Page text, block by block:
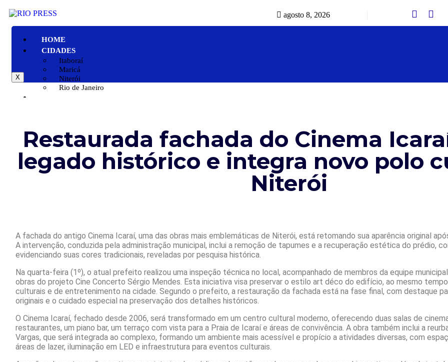
agosto 8, 2026
HOME
CIDADES
Itaboraí
Maricá
Niterói
Rio de Janeiro
ENTRETENIMENTO
COLUNAS
X
Restaurada fachada do Cinema
legado histórico e integra novo polo
Niterói
A fachada do antigo Cinema Icaraí, uma das obras mais emblemáticas de Niterói, está retomando sua aparência original
A intervenção, conduzida pela administração municipal, inclui a remoção de tapumes e a recuperação estética do prédio,
evidenciando suas cores tradicionais, reveladas por pesquisa histórica.
Na quarta-feira (1º), o atual prefeito realizou uma inspeção técnica no local, acompanhado de membros da equipe
obras do projeto Cine Concerto Sérgio Mendes. Esta iniciativa visa preservar o estilo art déco do edifício, ao mesmo
culturais e de entretenimento na cidade. Segundo o prefeito, a restauração da fachada está na fase final, com destaque
originais e o cuidado especial na preservação dos detalhes históricos.
O Cinema Icaraí, fechado desde 2006, será transformado em um centro cultural moderno, oferecendo duas salas de
restaurantes, um piano bar, um terraço com vista para a Praia de Icaraí e áreas de convivência. A obra também inclui a
Vargas, que será integrada ao complexo, formando um ambiente mais acessível e propício a atividades diversas, com
áreas de lazer, iluminação em LED e infraestrutura para eventos culturais.